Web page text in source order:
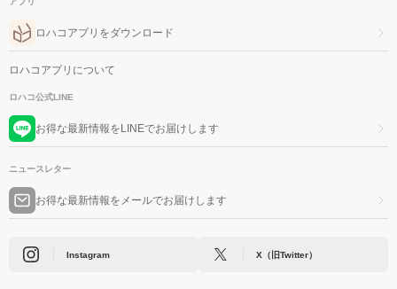
ロハコアプリをダウンロード
ロハコアプリについて
ロハコ公式LINE
お得な最新情報をLINEでお届けします
ニュースレター
お得な最新情報をメールでお届けします
Instagram X（旧Twitter）